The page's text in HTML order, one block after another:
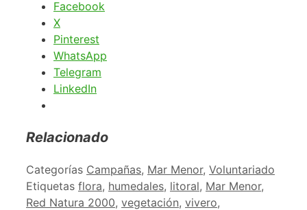
Facebook
X
Pinterest
WhatsApp
Telegram
LinkedIn
Relacionado
Categorías Campañas, Mar Menor, Voluntariado
Etiquetas flora, humedales, litoral, Mar Menor,
Red Natura 2000, vegetación, vivero,